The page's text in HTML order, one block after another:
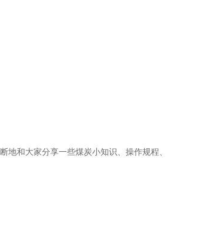
地和大家分享一些煤炭小知识、操作规程、